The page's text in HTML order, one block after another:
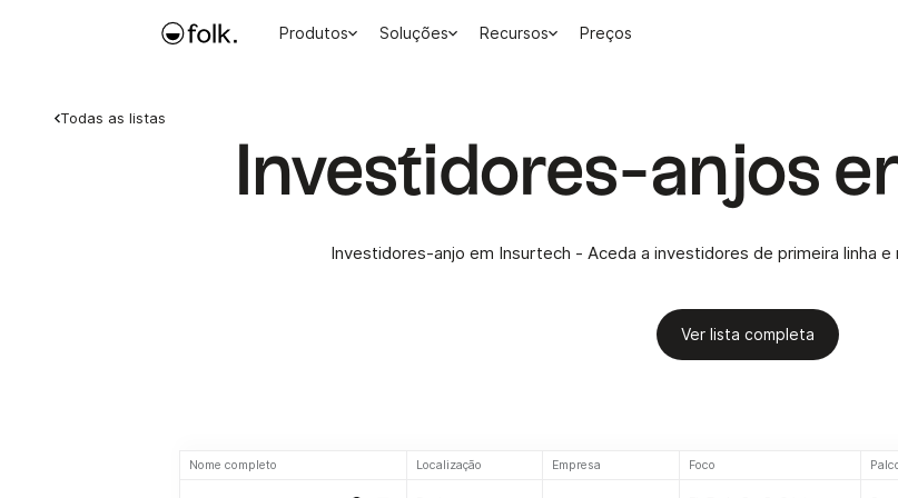
Produtos Soluções Recursos Preços
Todas as listas
Investidores-anjos
Investidores-anjo em Insurtech - Aceda a investidores de primeira linha
Ver lista completa
Nome completo Localização Empresa Foco